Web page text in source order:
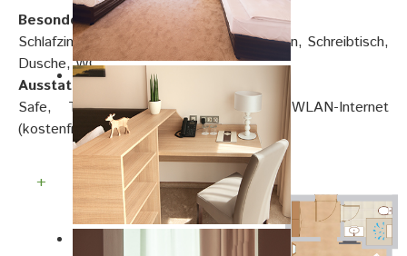
Besonderheiten:
Schlafzimmer mit 2 getrennten Twin Betten, Schreibtisch,
Dusche, WC
Ausstattung:
Safe, Telefon, Smart TV, Sat-TV, WLAN-Internet
(kostenfrei), Föhn, Kosmetikspiegel
+